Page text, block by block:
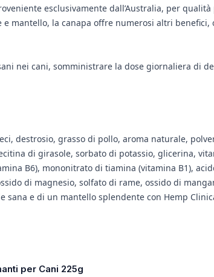
esclusivamente dall’Australia, per
mantello, la canapa offre numerosi altri
nei cani, somministrare la dose giornaliera di
destrosio, grasso di pollo, aroma naturale,
di girasole, sorbato di potassio, glicerina,
B6), mononitrato di tiamina (vitamina B1),
di magnesio, solfato di rame, ossido di
sana e di un mantello splendente con Hemp
per Cani 225g